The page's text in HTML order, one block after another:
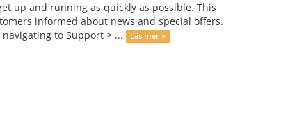
up and running as quickly as possible. This
informed about news and special offers.
to Support > ...
Läs mer »